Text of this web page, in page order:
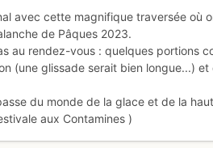
avec cette magnifique traversée où
de Pâques 2023.
au rendez-vous : quelques portions
(une glissade serait bien longue...)
du monde de la glace et de la
aux Contamines )